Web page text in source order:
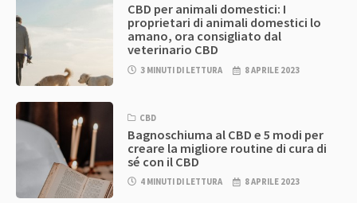
CBD per animali domestici: I
proprietari di animali domestici lo
amano, ora consigliato dal
veterinario CBD
3 MINUTI DI LETTURA 8 APRILE 2023
CBD
Bagnoschiuma al CBD e 5 modi per
creare la migliore routine di cura di
sé con il CBD
4 MINUTI DI LETTURA 8 APRILE 2023